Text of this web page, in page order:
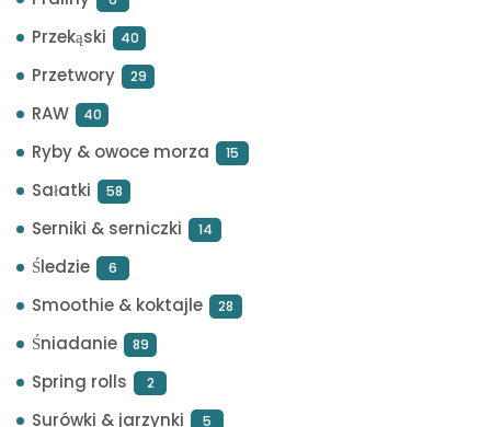
Przekąski 40
Przetwory 29
RAW 40
Ryby & owoce morza 15
Sałatki 58
Serniki & serniczki 14
Śledzie 6
Smoothie & koktajle 28
Śniadanie 89
Spring rolls 2
Surówki & jarzynki 5